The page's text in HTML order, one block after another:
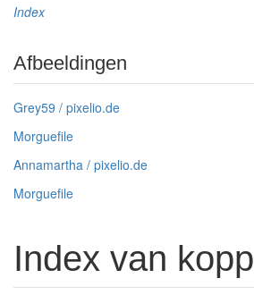
Index
Afbeeldingen
Grey59 / pixelio.de
Morguefile
Annamartha / pixelio.de
Morguefile
Index van